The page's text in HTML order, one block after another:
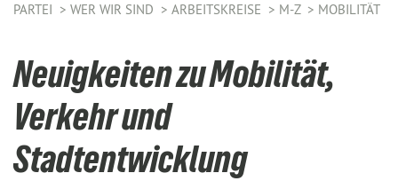
PARTEI WER WIR SIND ARBEITSKREISE M-Z MOBILITÄT
Neuigkeiten zu Mobilität,
Verkehr und
Stadtentwicklung